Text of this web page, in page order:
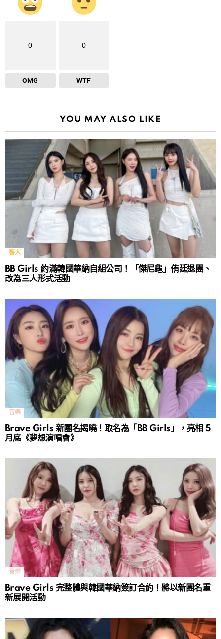
0
OMG
0
WTF
YOU MAY ALSO LIKE
藝人
BB Girls 約滿韓國華納自組公司！「傑尼龜」侑廷退團、
改為三人形式活動
音樂
Brave Girls 新團名揭曉！取名為「BB Girls」，亮相 5
月底《夢想演唱會》
音樂
Brave Girls 完整體與韓國華納簽訂合約！將以新團名重
新展開活動